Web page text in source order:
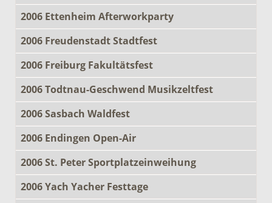
2006 Ettenheim Afterworkparty
2006 Freudenstadt Stadtfest
2006 Freiburg Fakultätsfest
2006 Todtnau-Geschwend Musikzeltfest
2006 Sasbach Waldfest
2006 Endingen Open-Air
2006 St. Peter Sportplatzeinweihung
2006 Yach Yacher Festtage